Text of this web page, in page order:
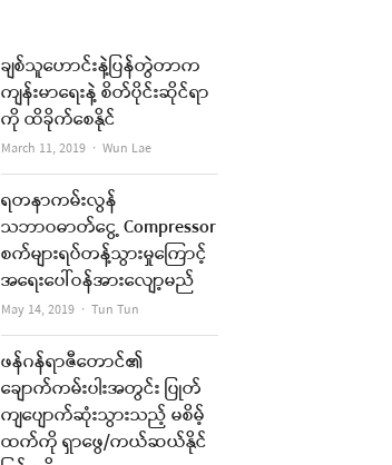
ချစ်သူဟောင်းနဲ့ပြန်တွဲတာက
ကျန်းမာရေးနဲ့ စိတ်ပိုင်းဆိုင်ရာ
ကို ထိခိုက်စေနိုင်
March 11, 2019 Author
Wun Lae
ရတနာကမ်းလွန်
သဘာဝဓာတ်ငွေ့ Compressor
စက်များရပ်တန့်သွားမှုကြောင့်
အရေးပေါ်ဝန်အားလျော့မည်
May 14, 2019 Author
Tun Tun
ဖန်ဂန်ရာဇီတောင်၏
ချောက်ကမ်းပါးအတွင်း ပြုတ်
ကျပျောက်ဆုံးသွားသည့် မစိမ့်
ထက်ကို ရှာဖွေ/ကယ်ဆယ်နိုင်